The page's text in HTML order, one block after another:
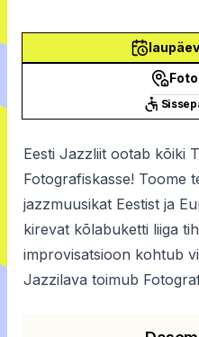
Eesti Jazzliit ootab kõiki
Fotografiskasse! Toome
jazzmuusikat Eestist ja
kirevat kõlabuketti liiga
improvisatsioon kohtub
Jazzilava toimub